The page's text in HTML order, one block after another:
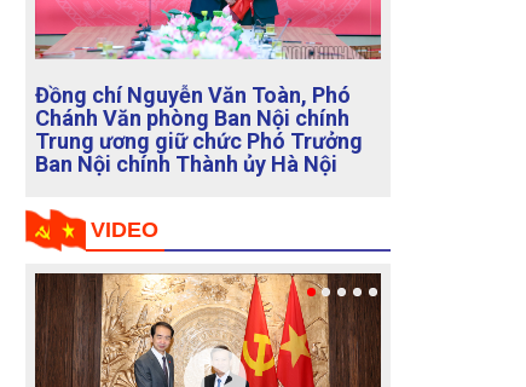
Đồng chí Lê Minh Trí, Ủy viên Bộ
Chính trị, Bí thư Trung ương Đảng,
Trưởng Ban Nội chính Trung ương
tiếp Đại sứ Đặc mệnh toàn quyền
Hoa tại Việt Nam Hà Vĩ
VIDEO